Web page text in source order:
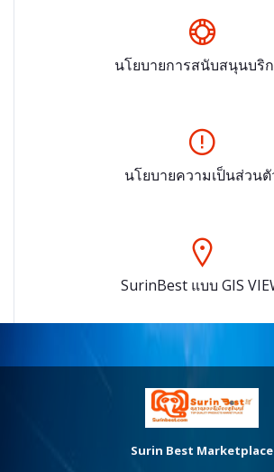
นโยบายการสนับสนุนบริ
นโยบายความเป็นส่วนตั
SurinBest แบบ GIS
Surin Best Marketplace